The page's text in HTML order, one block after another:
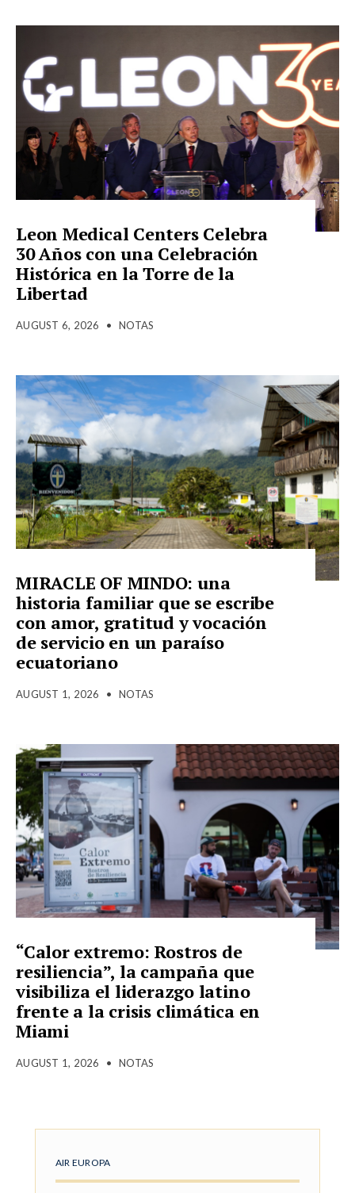
Leon Medical Centers Celebra
30 Años con una Celebración
Histórica en la Torre de la
Libertad
AUGUST 6, 2026 • NOTAS
MIRACLE OF MINDO: una
historia familiar que se escribe
con amor, gratitud y vocación
de servicio en un paraíso
ecuatoriano
AUGUST 1, 2026 • NOTAS
“Calor extremo: Rostros de
resiliencia”, la campaña que
visibiliza el liderazgo latino
frente a la crisis climática en
Miami
AUGUST 1, 2026 • NOTAS
AIR EUROPA